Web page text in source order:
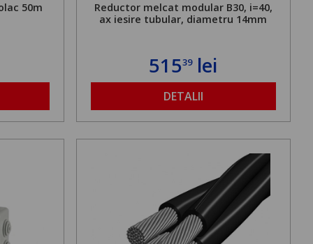
50m
Reductor melcat modular B30, i=40,
ax iesire tubular, diametru 14mm
51539lei
DETALII